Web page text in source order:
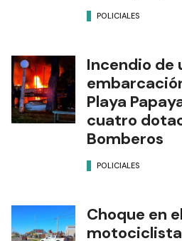
POLICIALES
Incendio de
Playa
cuatro
Bomberos
POLICIALES
Choque en